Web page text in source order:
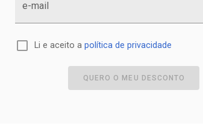
e-mail
Li e aceito a política de privacidade
QUERO O MEU DESCONTO